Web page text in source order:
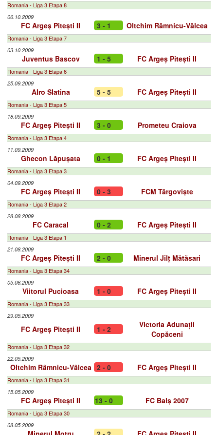
Romania - Liga 3 Etapa 8
06.10.2009
FC Argeș Pitești II 3 - 1 Oltchim Râmnicu-Vâlcea
Romania - Liga 3 Etapa 7
03.10.2009
Juventus Bascov 1 - 5 FC Argeș Pitești II
Romania - Liga 3 Etapa 6
25.09.2009
Alro Slatina 5 - 5 FC Argeș Pitești II
Romania - Liga 3 Etapa 5
18.09.2009
FC Argeș Pitești II 3 - 0 Prometeu Craiova
Romania - Liga 3 Etapa 4
11.09.2009
Ghecon Lăpușata 0 - 1 FC Argeș Pitești II
Romania - Liga 3 Etapa 3
04.09.2009
FC Argeș Pitești II 0 - 3 FCM Târgoviște
Romania - Liga 3 Etapa 2
28.08.2009
FC Caracal 0 - 2 FC Argeș Pitești II
Romania - Liga 3 Etapa 1
21.08.2009
FC Argeș Pitești II 2 - 0 Minerul Jilț Mătăsari
Romania - Liga 3 Etapa 34
05.06.2009
Viitorul Pucioasa 1 - 0 FC Argeș Pitești II
Romania - Liga 3 Etapa 33
29.05.2009
FC Argeș Pitești II 1 - 2
Victoria Adunații
Copăceni
Romania - Liga 3 Etapa 32
22.05.2009
Oltchim Râmnicu-Vâlcea 2 - 0 FC Argeș Pitești II
Romania - Liga 3 Etapa 31
15.05.2009
FC Argeș Pitești II 13 - 0 FC Balș 2007
Romania - Liga 3 Etapa 30
08.05.2009